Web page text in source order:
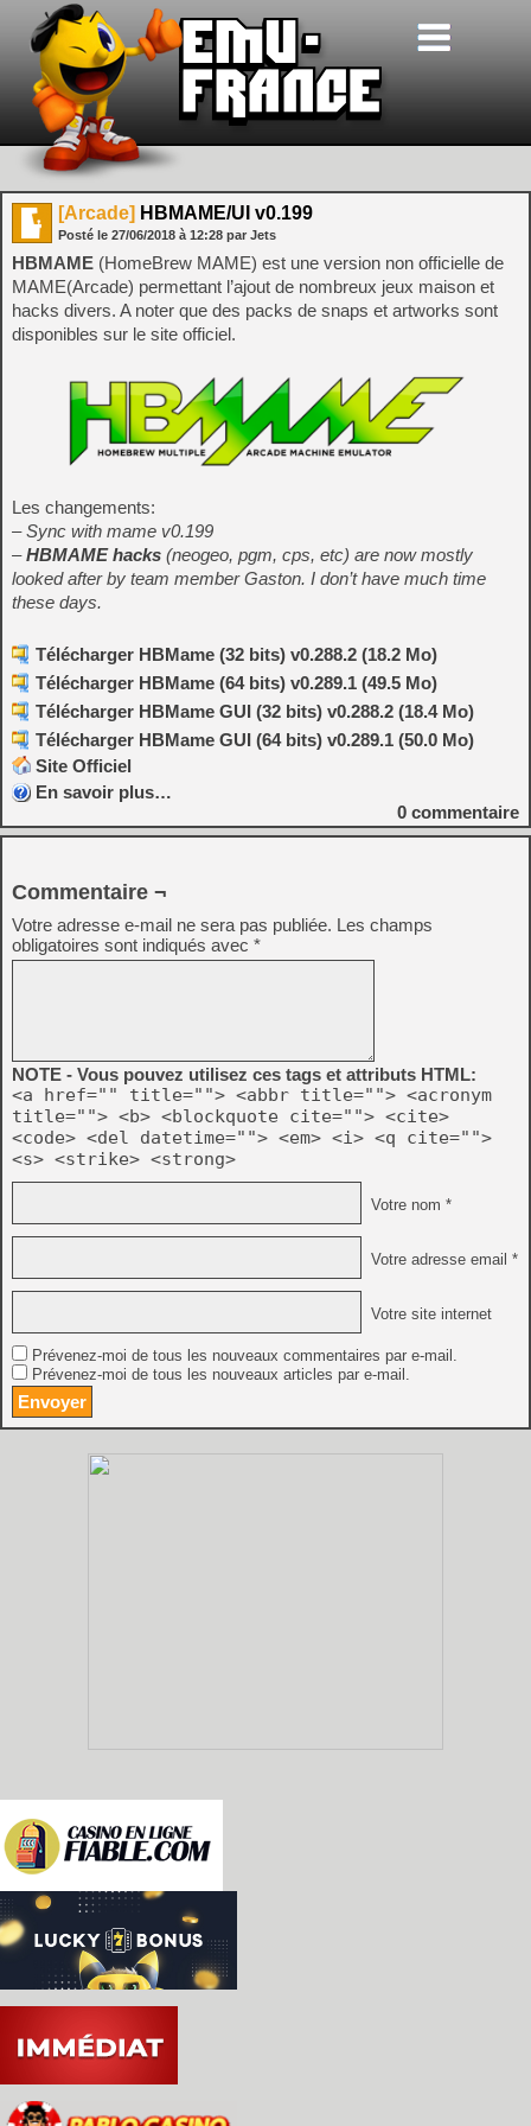
[Arcade] HBMAME/UI v0.199
Posté le 27/06/2018 à 12:28 par Jets
HBMAME (HomeBrew MAME) est une version non officielle de
MAME(Arcade) permettant l’ajout de nombreux jeux maison et
hacks divers. A noter que des packs de snaps et artworks sont
disponibles sur le site officiel.
Les changements:
– Sync with mame v0.199
–HBMAME hacks (neogeo, pgm, cps, etc) are now mostly
looked after by team member Gaston. I don’t have much time
these days.
Télécharger HBMame (32 bits) v0.288.2 (18.2 Mo)
Télécharger HBMame (64 bits) v0.289.1 (49.5 Mo)
Télécharger HBMame GUI (32 bits) v0.288.2 (18.4 Mo)
Télécharger HBMame GUI (64 bits) v0.289.1 (50.0 Mo)
Site Officiel
En savoir plus…
0 commentaire
Commentaire ¬
Votre adresse e-mail ne sera pas publiée. Les champs
obligatoires sont indiqués avec *
NOTE - Vous pouvez utilisez ces tags et attributs HTML:
<a href="" title=""> <abbr title=""> <acronym
title=""> <b> <blockquote cite=""> <cite>
<code> <del datetime=""> <em> <i> <q cite="">
<s> <strike> <strong>
Votre nom *
Votre adresse email *
Votre site internet
Prévenez-moi de tous les nouveaux commentaires par e-mail.
Prévenez-moi de tous les nouveaux articles par e-mail.